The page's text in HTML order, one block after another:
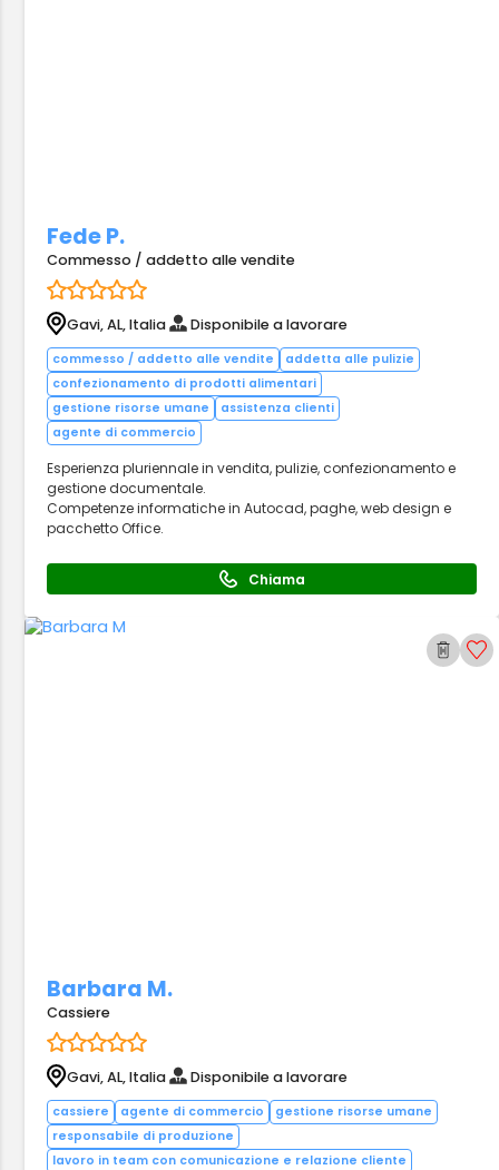
Fede P.
Commesso / addetto alle vendite
Gavi, AL, Italia Disponibile a lavorare
commesso / addetto alle vendite
addetta alle pulizie
confezionamento di prodotti alimentari
gestione risorse umane
assistenza clienti
agente di commercio
Esperienza pluriennale in vendita, pulizie, confezionamento e
gestione documentale.
Competenze informatiche in Autocad, paghe, web design e
pacchetto Office.
Chiama
Barbara M.
Cassiere
Gavi, AL, Italia Disponibile a lavorare
cassiere agente di commercio
gestione risorse umane
responsabile di produzione
lavoro in team con comunicazione e relazione cliente